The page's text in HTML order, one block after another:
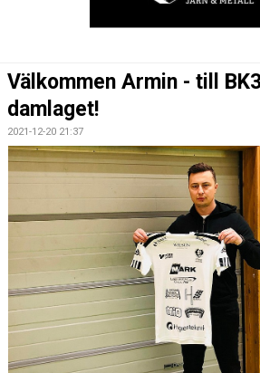
MATCHER
KONTAKT
Välkommen Armin - till
damlaget!
2021-12-20 21:37